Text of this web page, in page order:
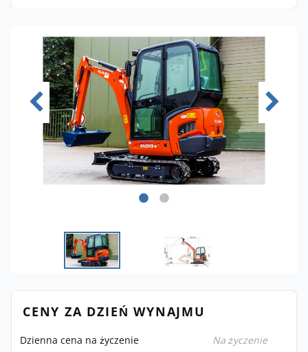
CENY ZA DZIEŃ WYNAJMU
Dzienna cena na życzenie Na życzenie